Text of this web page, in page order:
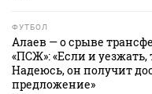
ФУТБОЛ
Алаев — о срыве
«ПСЖ»: «Если и уезжать,
Надеюсь, он получит
предложение»